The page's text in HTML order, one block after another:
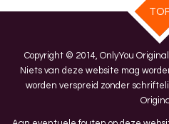
Copyright © 2014, OnlyYou
Niets van deze website mag
worden verspreid zonder